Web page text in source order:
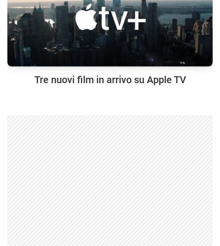
Tre nuovi film in arrivo su Apple TV